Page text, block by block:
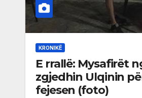
KRONIKË
E rrallë: Mysafirët
zgjedhin Ulqinin
fejesen (foto)